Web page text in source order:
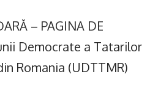
– PAGINA DE
Democrate a Tatarilor
Romania (UDTTMR)